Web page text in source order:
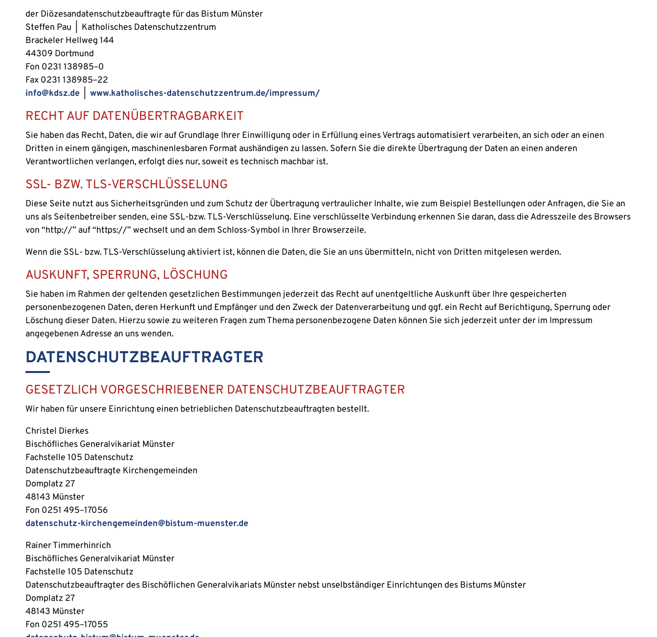
der Diözesandatenschutzbeauftragte für das Bistum Münster
Steffen Pau | Katholisches Datenschutzzentrum
Brackeler Hellweg 144
44309 Dortmund
Fon 0231 138985–0
Fax 0231 138985–22
info@kdsz.de
www.katholisches-datenschutzzentrum.de/impressum/
RECHT AUF DATENÜBERTRAGBARKEIT
Sie haben das Recht, Daten, die wir auf Grundlage Ihrer Einwilligung oder in Erfüllung eines Vertrags automatisiert verarbeiten, an sich oder an einen
Dritten in einem gängigen, maschinenlesbaren Format aushändigen zu lassen. Sofern Sie die direkte Übertragung der Daten an einen anderen
Verantwortlichen verlangen, erfolgt dies nur, soweit es technisch machbar ist.
SSL- BZW. TLS-VERSCHLÜSSELUNG
Diese Seite nutzt aus Sicherheitsgründen und zum Schutz der Übertragung vertraulicher Inhalte, wie zum Beispiel Bestellungen oder Anfragen, die Sie an
uns als Seitenbetreiber senden, eine SSL-bzw. TLS-Verschlüsselung. Eine verschlüsselte Verbindung erkennen Sie daran, dass die Adresszeile des Browsers
von “http://” auf “https://” wechselt und an dem Schloss-Symbol in Ihrer Browserzeile.
Wenn die SSL- bzw. TLS-Verschlüsselung aktiviert ist, können die Daten, die Sie an uns übermitteln, nicht von Dritten mitgelesen werden.
AUSKUNFT, SPERRUNG, LÖSCHUNG
Sie haben im Rahmen der geltenden gesetzlichen Bestimmungen jederzeit das Recht auf unentgeltliche Auskunft über Ihre gespeicherten
personenbezogenen Daten, deren Herkunft und Empfänger und den Zweck der Datenverarbeitung und ggf. ein Recht auf Berichtigung, Sperrung oder
Löschung dieser Daten. Hierzu sowie zu weiteren Fragen zum Thema personenbezogene Daten können Sie sich jederzeit unter der im Impressum
angegebenen Adresse an uns wenden.
DATENSCHUTZBEAUFTRAGTER
GESETZLICH VORGESCHRIEBENER DATENSCHUTZBEAUFTRAGTER
Wir haben für unsere Einrichtung einen betrieblichen Datenschutzbeauftragten bestellt.
Christel Dierkes
Bischöfliches Generalvikariat Münster
Fachstelle 105 Datenschutz
Datenschutzbeauftragte Kirchengemeinden
Domplatz 27
48143 Münster
Fon 0251 495–17056
datenschutz-kirchengemeinden@bistum-muenster.de
Rainer Timmerhinrich
Bischöfliches Generalvikariat Münster
Fachstelle 105 Datenschutz
Datenschutzbeauftragter des Bischöflichen Generalvikariats Münster nebst unselbständiger Einrichtungen des Bistums Münster
Domplatz 27
48143 Münster
Fon 0251 495–17055